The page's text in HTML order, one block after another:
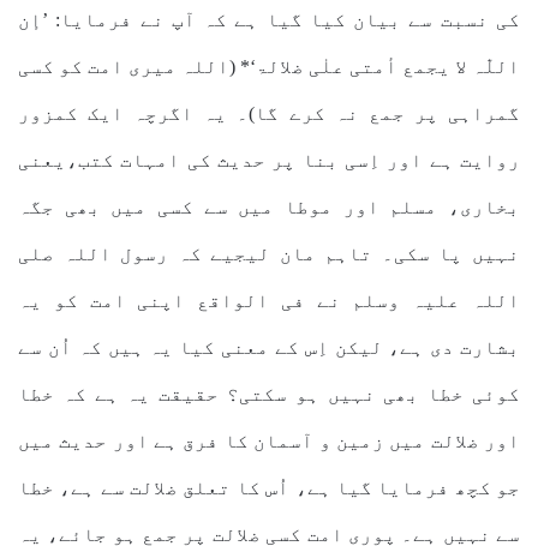
کی نسبت سے بیان کیا گیا ہے کہ آپ نے فرمایا: ’إن
اللّٰہ لا یجمع أمتی علٰی ضلالۃ‘* (اللہ میری امت کو کسی
گمراہی پر جمع نہ کرے گا)۔ یہ اگرچہ ایک کمزور
روایت ہے اور اِسی بنا پر حدیث کی امہات کتب،یعنی
بخاری، مسلم اور موطا میں سے کسی میں بھی جگہ
نہیں پا سکی۔ تاہم مان لیجیے کہ رسول اللہ صلی
اللہ علیہ وسلم نے فی الواقع اپنی امت کو یہ
بشارت دی ہے، لیکن اِس کے معنی کیا یہ ہیں کہ اُن سے
کوئی خطا بھی نہیں ہو سکتی؟ حقیقت یہ ہے کہ خطا
اور ضلالت میں زمین و آسمان کا فرق ہے اور حدیث میں
جو کچھ فرمایا گیا ہے، اُس کا تعلق ضلالت سے ہے، خطا
سے نہیں ہے۔ پوری امت کسی ضلالت پر جمع ہو جائے، یہ